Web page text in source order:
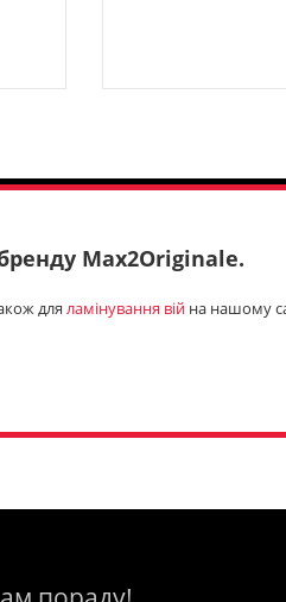
Max2Originale.
для ламінування вій на нашому